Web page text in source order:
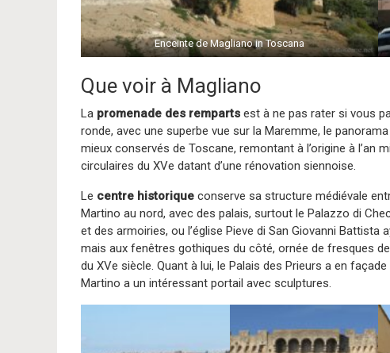
Enceinte de Magliano in Toscana
Que voir à Magliano
La promenade des remparts est à ne pas rater si vous
ronde, avec une superbe vue sur la Maremme, le
mieux conservés de Toscane, remontant à l’origine à l’an
circulaires du XVe datant d’une rénovation siennoise.
Le centre historique conserve sa structure médiévale
Martino au nord, avec des palais, surtout le Palazzo di
et des armoiries, ou l’église Pieve di San Giovanni
mais aux fenêtres gothiques du côté, ornée de fresques
du XVe siècle. Quant à lui, le Palais des Prieurs a en
Martino a un intéressant portail avec sculptures.